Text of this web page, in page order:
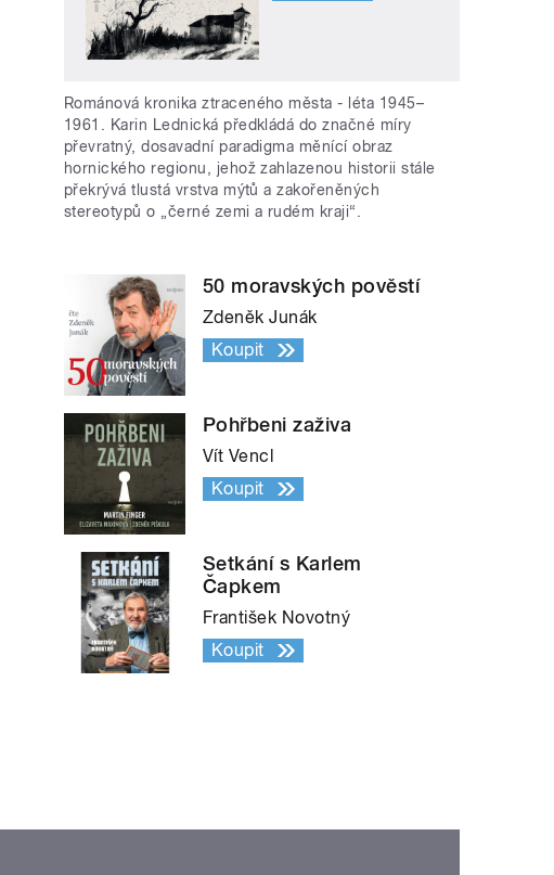
Románová kronika ztraceného města - léta 1945–
1961. Karin Lednická předkládá do značné míry
převratný, dosavadní paradigma měnící obraz
hornického regionu, jehož zahlazenou historii stále
překrývá tlustá vrstva mýtů a zakořeněných
stereotypů o „černé zemi a rudém kraji“.
50 moravských pověstí
Zdeněk Junák
Koupit
Pohřbeni zaživa
Vít Vencl
Koupit
Setkání s Karlem
Čapkem
František Novotný
Koupit